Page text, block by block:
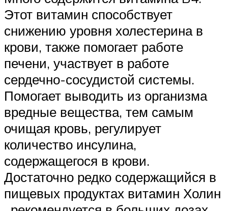
Этот витамин способствует
снижению уровня холестерина в
крови, также помогает работе
печени, участвует в работе
сердечно-сосудистой системы.
Помогает выводить из организма
вредные вещества, тем самым
очищая кровь, регулирует
количество инсулина,
содержащегося в крови.
Достаточно редко содержащийся в
пищевых продуктах витамин Холин